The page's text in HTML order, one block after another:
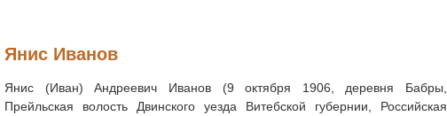
Янис Иванов
Янис (Иван) Андреевич Иванов (9 октября 1906, деревня Бабры,
Прейльская волость Двинского уезда Витебской губернии, Российская